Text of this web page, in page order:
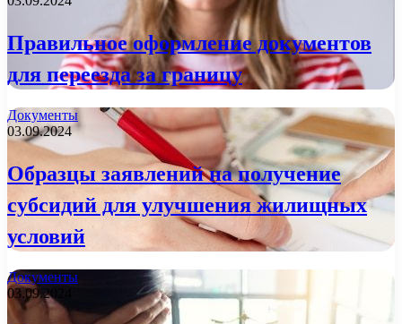
Правильное оформление документов
для переезда за границу
Документы
03.09.2024
Образцы заявлений на получение
субсидий для улучшения жилищных
условий
Документы
03.09.2024